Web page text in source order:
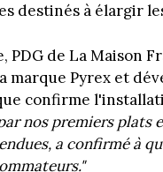
destinés à élargir
PDG de La Maison
marque Pyrex et
confirme
nos premiers plats
a confirmé à